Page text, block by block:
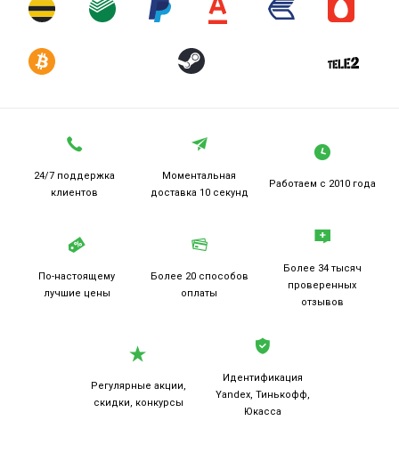
24/7 поддержка
клиентов
Моментальная
доставка 10 секунд
Работаем с 2010 года
По-настоящему
лучшие цены
Более 20 способов
оплаты
Более 34 тысяч
проверенных
отзывов
Регулярные акции,
скидки, конкурсы
Идентификация
Yandex, Тинькофф,
Юкасса